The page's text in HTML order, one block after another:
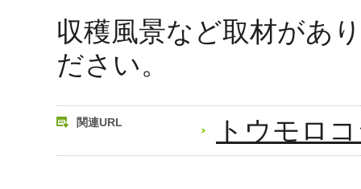
収穫風景など取材があ
ださい。
関連URL トウモロ